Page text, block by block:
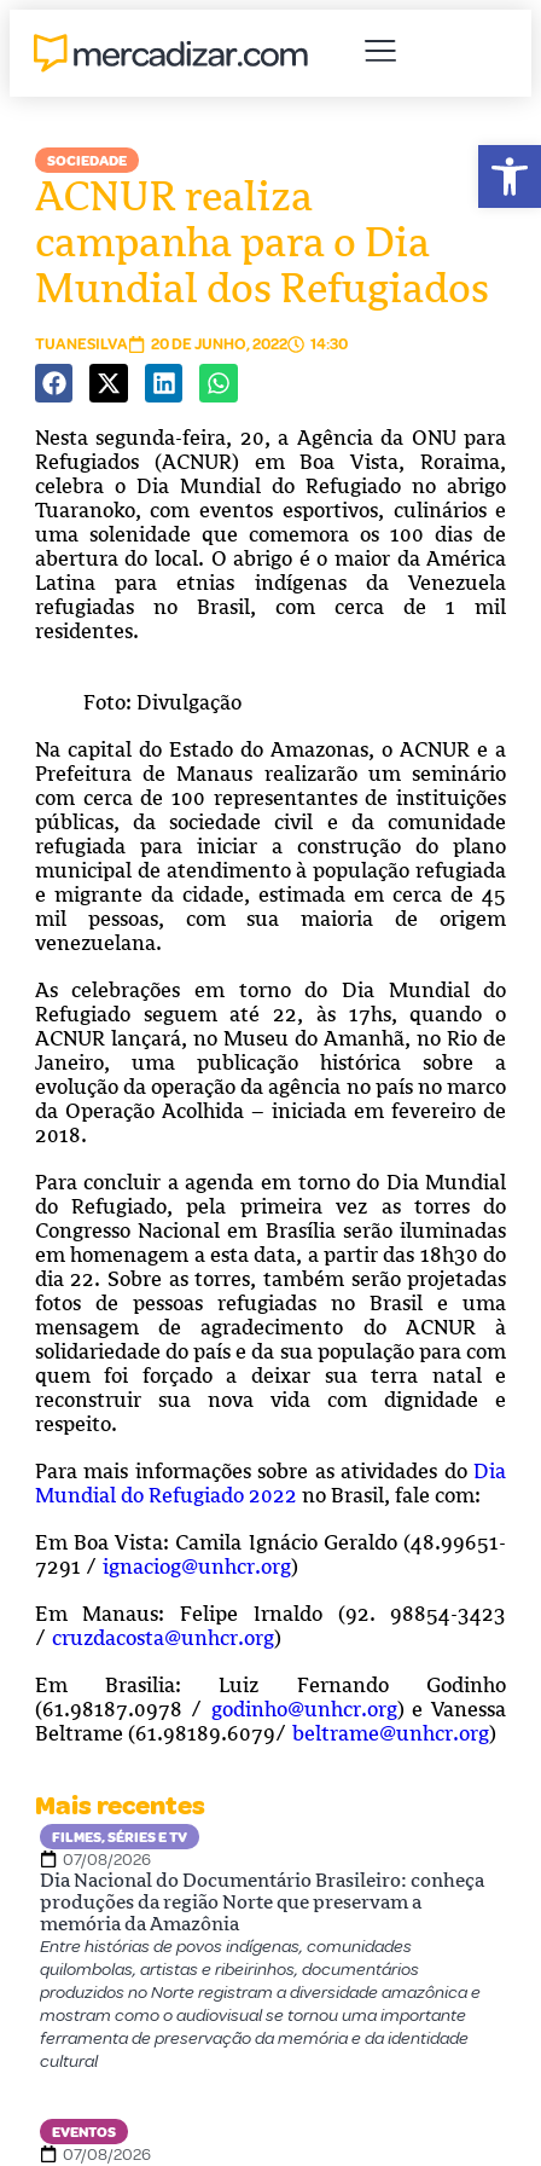
SOCIEDADE
ACNUR realiza
campanha para o Dia
Mundial dos Refugiados
TUANESILVA 20 DE JUNHO, 2022 14:30
Nesta segunda-feira, 20, a Agência da ONU para
Refugiados (ACNUR) em Boa Vista, Roraima,
celebra o Dia Mundial do Refugiado no abrigo
Tuaranoko, com eventos esportivos, culinários e
uma solenidade que comemora os 100 dias de
abertura do local. O abrigo é o maior da América
Latina para etnias indígenas da Venezuela
refugiadas no Brasil, com cerca de 1 mil
residentes.
Foto: Divulgação
Na capital do Estado do Amazonas, o ACNUR e a
Prefeitura de Manaus realizarão um seminário
com cerca de 100 representantes de instituições
públicas, da sociedade civil e da comunidade
refugiada para iniciar a construção do plano
municipal de atendimento à população refugiada
e migrante da cidade, estimada em cerca de 45
mil pessoas, com sua maioria de origem
venezuelana.
As celebrações em torno do Dia Mundial do
Refugiado seguem até 22, às 17hs, quando o
ACNUR lançará, no Museu do Amanhã, no Rio de
Janeiro, uma publicação histórica sobre a
evolução da operação da agência no país no marco
da Operação Acolhida – iniciada em fevereiro de
2018.
Para concluir a agenda em torno do Dia Mundial
do Refugiado, pela primeira vez as torres do
Congresso Nacional em Brasília serão iluminadas
em homenagem a esta data, a partir das 18h30 do
dia 22. Sobre as torres, também serão projetadas
fotos de pessoas refugiadas no Brasil e uma
mensagem de agradecimento do ACNUR à
solidariedade do país e da sua população para com
quem foi forçado a deixar sua terra natal e
reconstruir sua nova vida com dignidade e
respeito.
Para mais informações sobre as atividades doDia
Mundial do Refugiado 2022 no Brasil, fale com:
Em Boa Vista: Camila Ignácio Geraldo (48.99651-
7291 / ignaciog@unhcr.org)
Em Manaus: Felipe Irnaldo (92. 98854-3423
/ cruzdacosta@unhcr.org)
Em Brasilia: Luiz Fernando Godinho
(61.98187.0978 / godinho@unhcr.org) e Vanessa
Beltrame (61.98189.6079/ beltrame@unhcr.org)
Mais recentes
FILMES, SÉRIES E TV
07/08/2026
Dia Nacional do Documentário Brasileiro: conheça
produções da região Norte que preservam a
memória da Amazônia
Entre histórias de povos indígenas, comunidades
quilombolas, artistas e ribeirinhos, documentários
produzidos no Norte registram a diversidade amazônica e
mostram como o audiovisual se tornou uma importante
ferramenta de preservação da memória e da identidade
cultural
EVENTOS
07/08/2026